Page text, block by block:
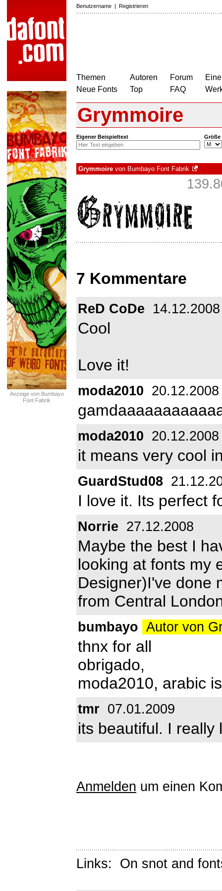
Benutzername | Registrieren
Themen
Neue Fonts
Autoren
Top
Forum
FAQ
Anzeige von Bumbayo
Font Fabrik
Grymmoire
Eigener Beispieltext Größe
Grymmoire von Bumbayo Font Fabrik
7 Kommentare
ReD CoDe 14.12.2008
Cool
Love it!
moda2010 20.12.2008
moda2010 20.12.2008
it means very cool
GuardStud08
I love it. Its perfect
Norrie 27.12.2008
Maybe the best I
looking at fonts my
Designer)I've done
from Central
bumbayo Autor von
thnx for all
obrigado,
moda2010, arabic
tmr 07.01.2009
its beautiful. I really
Anmelden um einen
Links: On snot and